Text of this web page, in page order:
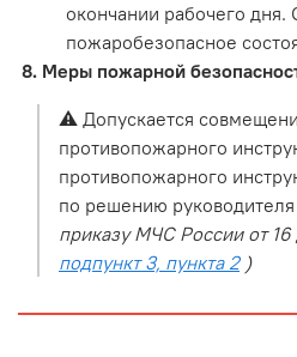
окончании рабочего
пожаробезопасное
Меры пожарной
⚠️ Допускается
противопожарного
противопожарного
по решению руководителя
приказу МЧС России от
подпункт 3, пункта 2)